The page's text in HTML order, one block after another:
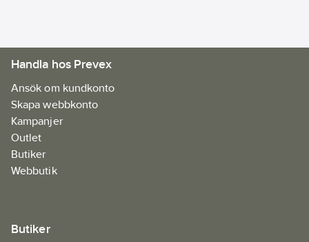
Handla hos Prevex
Ansök om kundkonto
Skapa webbkonto
Kampanjer
Outlet
Butiker
Webbutik
Butiker